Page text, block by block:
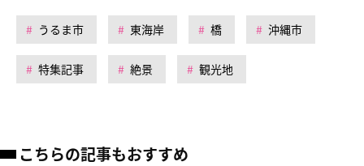
うるま市 東海岸 橋 沖縄市
特集記事 絶景 観光地
こちらの記事もおすすめ